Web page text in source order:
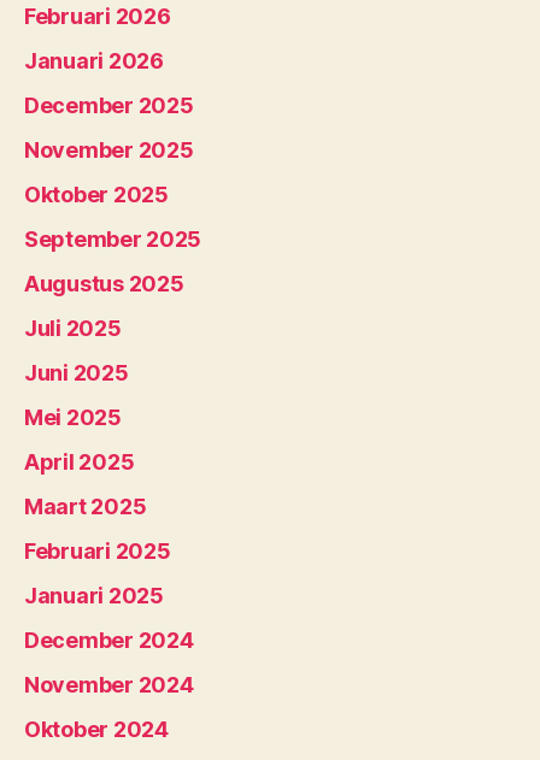
Februari 2026
Januari 2026
December 2025
November 2025
Oktober 2025
September 2025
Augustus 2025
Juli 2025
Juni 2025
Mei 2025
April 2025
Maart 2025
Februari 2025
Januari 2025
December 2024
November 2024
Oktober 2024